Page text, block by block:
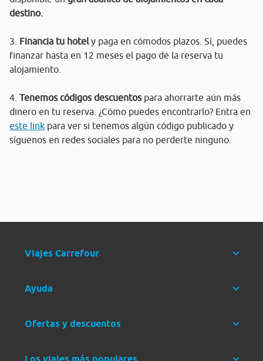
destino.
3. Financia tu hotely paga en cómodos plazos. Sí, puedes
finanzar hasta en 12 meses el pago de la reserva tu
alojamiento.
4. Tenemos códigos descuentos para ahorrarte aún más
dinero en tu reserva. ¿Cómo puedes encontrarlo? Entra en
este link para ver si tenemos algún código publicado y
síguenos en redes sociales para no perderte ninguno.
Viajes Carrefour
Ayuda
Ofertas y descuentos